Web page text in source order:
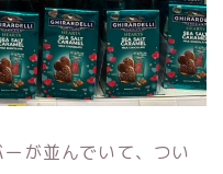
が並んでいて、つい